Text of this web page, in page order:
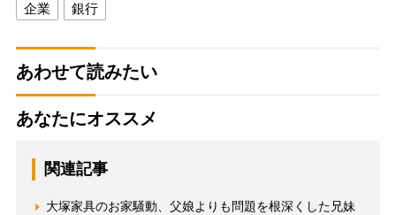
企業 銀行
あわせて読みたい
あなたにオススメ
関連記事
大塚家具のお家騒動、父娘よりも問題を根深くした兄妹